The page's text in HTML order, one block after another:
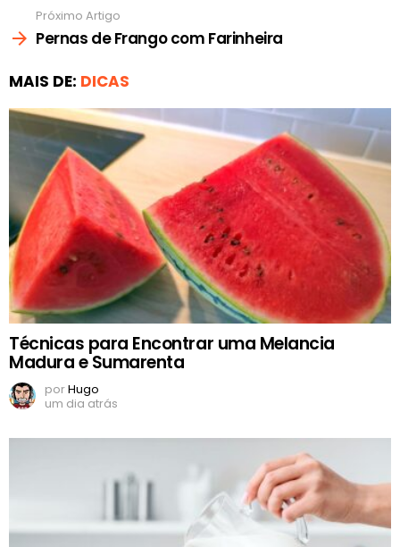
Próximo Artigo
Pernas de Frango com Farinheira
MAIS DE: DICAS
Técnicas para Encontrar uma Melancia
Madura e Sumarenta
porHugo
um dia atrás